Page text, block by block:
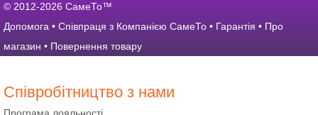
© 2012-2026 СамеТо™
Допомога • Співпраця з Компанією СамеТо • Гарантія • Про
магазин • Повернення товару
Співробітництво з нами